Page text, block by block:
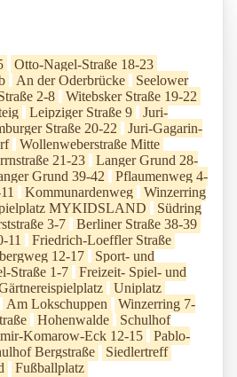
Otto-Nagel-Straße 18-23
An der Oderbrücke
Seelower
2-8
Witebsker Straße 19-22
Leipziger Straße 9
Juri-
Straße 20-22
Juri-Gagarin-
Wollenweberstraße Mitte
21-23
Langer Grund 28-
Grund 39-42
Pflaumenweg 4-
Kommunardenweg
Winzerring
MYKIDSLAND
Südring
3-7
Berliner Straße 38-39
11
Friedrich-Loeffler Straße
12-17
Sport- und
Straße 1-7
Freizeit- Spiel- und
Uniplatz
Am Lokschuppen
Winzerring 7-
Hohenwalde
Schulhof
Komarow-Eck 12-15
Pablo-
Bergstraße
Siedlertreff
Fußballplatz